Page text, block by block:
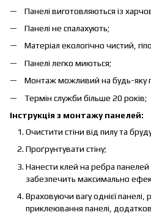
Панелі виготовляються із
Панелі не спалахують;
Матеріал екологічно чистий,
Панелі легко миються;
Монтаж можливий на будь-яку
Термін служби більше 20 років;
Інструкція з монтажу панелей:
Очистити стіни від пилу та
Проґрунтувати стіну;
Нанести клей на ребра панелей
забезпечить максимально
Враховуючи вагу однієї панелі,
приклеювання панелі,